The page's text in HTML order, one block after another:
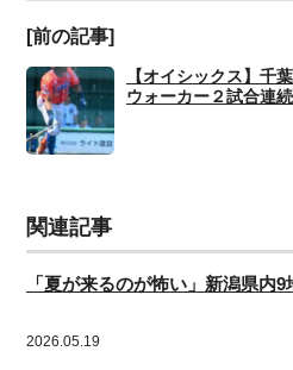
[前の記事]
【オイシックス】千
ウォーカー２試合連
関連記事
「夏が来るのが怖い」新潟県
2026.05.19